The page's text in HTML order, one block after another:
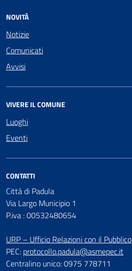
NOVITÀ
Notizie
Comunicati
Avvisi
VIVERE IL COMUNE
Luoghi
Eventi
CONTATTI
Città di Padula
Via Largo Municipio 1
P.iva : 00532480654
URP – Ufficio Relazioni con il Pubblico
PEC: protocollo.padula@asmepec.it
Centralino unico: 0975 778711